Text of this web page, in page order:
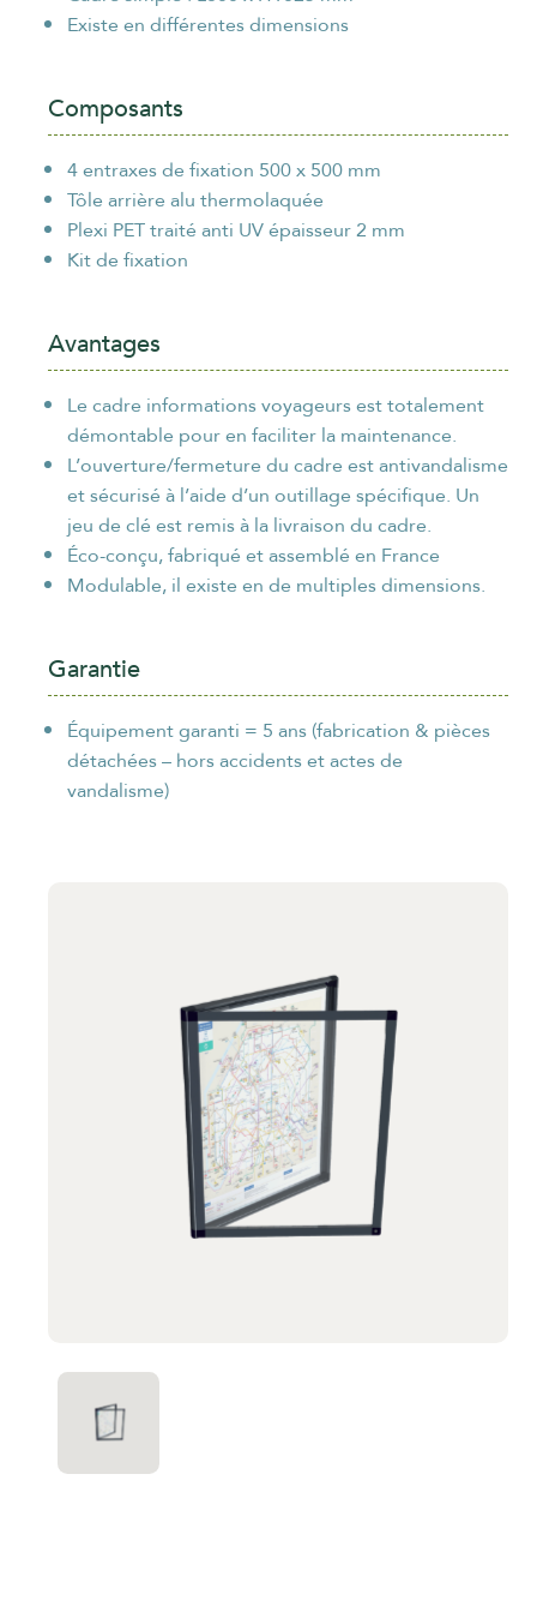
Existe en différentes dimensions
Composants
4 entraxes de fixation 500 x 500 mm
Tôle arrière alu thermolaquée
Plexi PET traité anti UV épaisseur 2 mm
Kit de fixation
Avantages
Le cadre informations voyageurs est totalement
démontable pour en faciliter la maintenance.
L’ouverture/fermeture du cadre est antivandalisme
et sécurisé à l’aide d’un outillage spécifique. Un
jeu de clé est remis à la livraison du cadre.
Éco-conçu, fabriqué et assemblé en France
Modulable, il existe en de multiples dimensions.
Garantie
Équipement garanti = 5 ans (fabrication & pièces
détachées – hors accidents et actes de
vandalisme)
ORGANISME / ENTREPRISE*
En cliquant sur "Envoyer", vous acceptez notrepolitique de
confidentialité.
Envoyer